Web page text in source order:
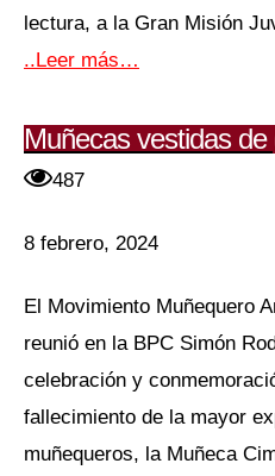
lectura, a la Gran Misión
..Leer más…
Muñecas vestidas de
487
8 febrero, 2024
El Movimiento Muñequero
reunió en la BPC Simón
celebración y
fallecimiento de la mayor
muñequeros, la Muñeca